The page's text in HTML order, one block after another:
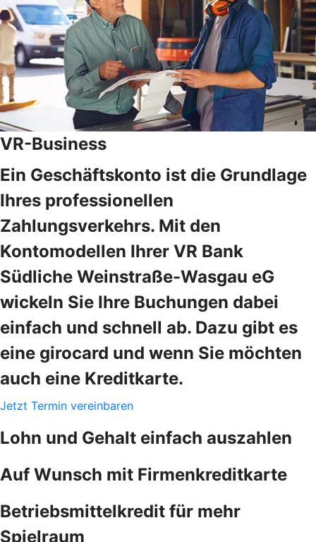
VR-Business
Ein Geschäftskonto ist die Grundlage
Ihres professionellen
Zahlungsverkehrs. Mit den
Kontomodellen Ihrer VR Bank
Südliche Weinstraße-Wasgau eG
wickeln Sie Ihre Buchungen dabei
einfach und schnell ab. Dazu gibt es
eine girocard und wenn Sie möchten
auch eine Kreditkarte.
Jetzt Termin vereinbaren
Lohn und Gehalt einfach auszahlen
Auf Wunsch mit Firmenkreditkarte
Betriebsmittelkredit für mehr
Spielraum